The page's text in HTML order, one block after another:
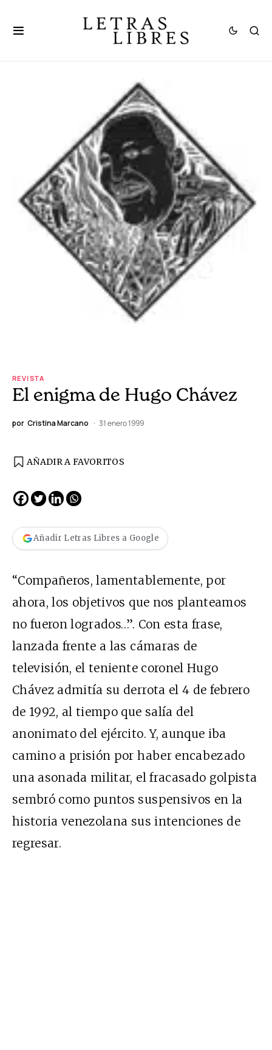
REVISTA
El enigma de Hugo Chávez
por Cristina Marcano 31 enero 1999
AÑADIR A FAVORITOS
Añadir Letras Libres a Google
“Compañeros, lamentablemente, por
ahora, los objetivos que nos planteamos
no fueron logrados…”. Con esta frase,
lanzada frente a las cámaras de
televisión, el teniente coronel Hugo
Chávez admitía su derrota el 4 de febrero
de 1992, al tiempo que salía del
anonimato del ejército. Y, aunque iba
camino a prisión por haber encabezado
una asonada militar, el fracasado golpista
sembró como puntos suspensivos en la
historia venezolana sus intenciones de
regresar.